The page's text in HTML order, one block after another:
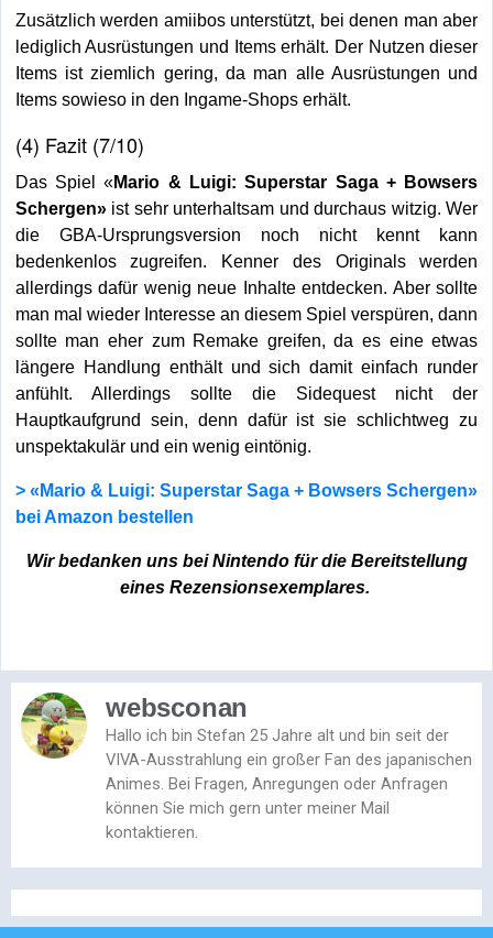
Zusätzlich werden amiibos unterstützt, bei denen man aber
lediglich Ausrüstungen und Items erhält. Der Nutzen dieser
Items ist ziemlich gering, da man alle Ausrüstungen und
Items sowieso in den Ingame-Shops erhält.
(4) Fazit (7/10)
Das Spiel «Mario & Luigi: Superstar Saga + Bowsers
Schergen» ist sehr unterhaltsam und durchaus witzig. Wer
die GBA-Ursprungsversion noch nicht kennt kann
bedenkenlos zugreifen. Kenner des Originals werden
allerdings dafür wenig neue Inhalte entdecken. Aber sollte
man mal wieder Interesse an diesem Spiel verspüren, dann
sollte man eher zum Remake greifen, da es eine etwas
längere Handlung enthält und sich damit einfach runder
anfühlt. Allerdings sollte die Sidequest nicht der
Hauptkaufgrund sein, denn dafür ist sie schlichtweg zu
unspektakulär und ein wenig eintönig.
> «Mario & Luigi: Superstar Saga + Bowsers Schergen»
bei Amazon bestellen
Wir bedanken uns bei Nintendo für die Bereitstellung
eines Rezensionsexemplares.
websconan
Hallo ich bin Stefan 25 Jahre alt und bin seit der
VIVA-Ausstrahlung ein großer Fan des japanischen
Animes. Bei Fragen, Anregungen oder Anfragen
können Sie mich gern unter meiner Mail
kontaktieren.